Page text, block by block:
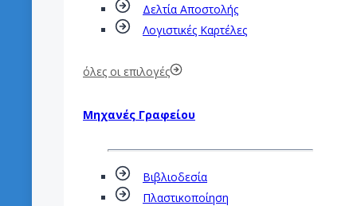
Δελτία Αποστολής
Λογιστικές Καρτέλες
όλες οι επιλογές
Μηχανές Γραφείου
Βιβλιοδεσία
Πλαστικοποίηση